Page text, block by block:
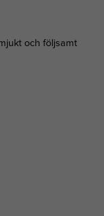
och följsamt